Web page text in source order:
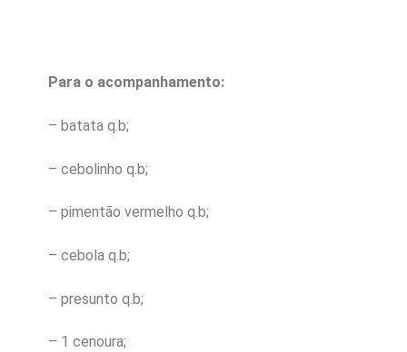
Para o acompanhamento:
– batata q.b;
– cebolinho q.b;
– pimentão vermelho q.b;
– cebola q.b;
– presunto q.b;
– 1 cenoura;